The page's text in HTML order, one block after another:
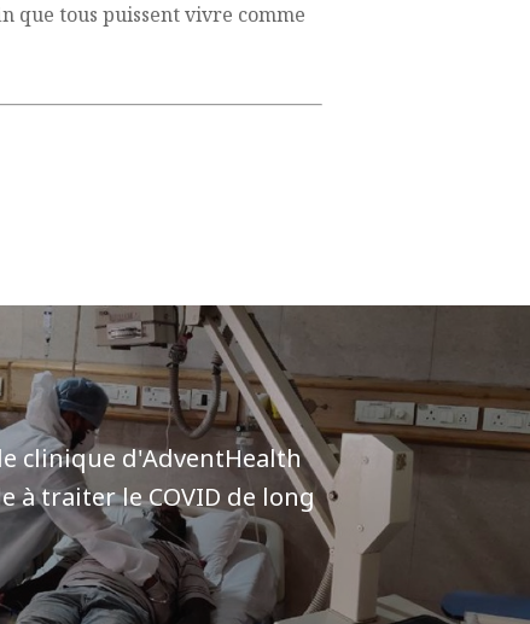
que tous puissent vivre comme
clinique d'AdventHealth
à traiter le COVID de long